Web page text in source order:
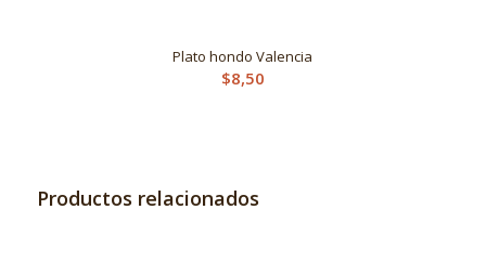
Plato hondo Valencia
$8,50
Productos relacionados